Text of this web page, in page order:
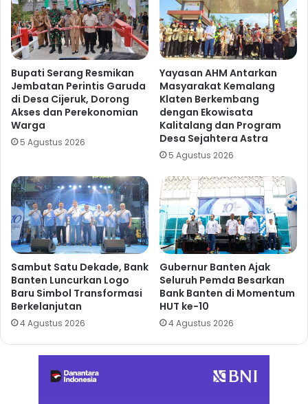
Bupati Serang Resmikan
Jembatan Perintis Garuda
di Desa Cijeruk, Dorong
Akses dan Perekonomian
Warga
5 Agustus 2026
Yayasan AHM Antarkan
Masyarakat Kemalang
Klaten Berkembang
dengan Ekowisata
Kalitalang dan Program
Desa Sejahtera Astra
5 Agustus 2026
Sambut Satu Dekade, Bank
Banten Luncurkan Logo
Baru Simbol Transformasi
Berkelanjutan
4 Agustus 2026
Gubernur Banten Ajak
Seluruh Pemda Besarkan
Bank Banten di Momentum
HUT ke-10
4 Agustus 2026